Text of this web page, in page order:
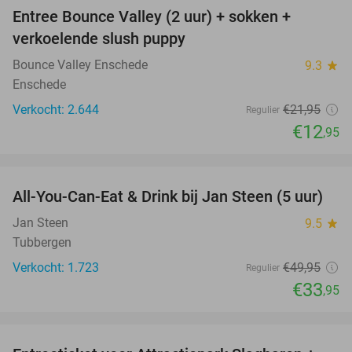
Entree Bounce Valley (2 uur) + sokken +
verkoelende slush puppy
Bounce Valley Enschede 9.3 star
Enschede
Verkocht: 2.644
Regulier €21,95
€12,95
32%
All-You-Can-Eat & Drink bij Jan Steen (5 uur)
Jan Steen 9.5 star
Tubbergen
Verkocht: 1.723
Regulier €49,95
€33,95